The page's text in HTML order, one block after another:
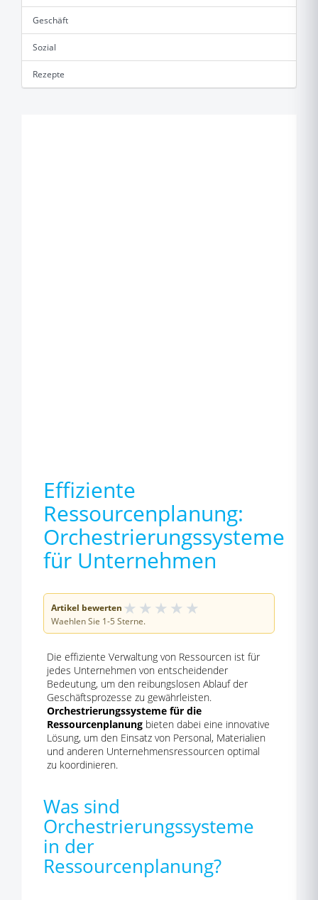
Geschäft
Sozial
Rezepte
Effiziente
Ressourcenplanung:
Orchestrierungssysteme
für Unternehmen
Artikel bewerten ★ ★ ★ ★ ★
Waehlen Sie 1-5 Sterne.
Die effiziente Verwaltung von Ressourcen ist für
jedes Unternehmen von entscheidender
Bedeutung, um den reibungslosen Ablauf der
Geschäftsprozesse zu gewährleisten.
Orchestrierungssysteme für die
Ressourcenplanung bieten dabei eine innovative
Lösung, um den Einsatz von Personal, Materialien
und anderen Unternehmensressourcen optimal
zu koordinieren.
Was sind
Orchestrierungssysteme
in der
Ressourcenplanung?